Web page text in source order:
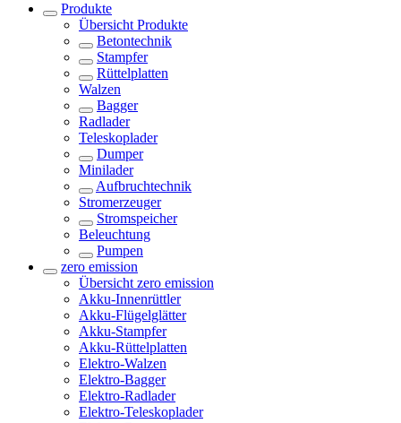
Produkte
Übersicht Produkte
Betontechnik
Stampfer
Rüttelplatten
Walzen
Bagger
Radlader
Teleskoplader
Dumper
Minilader
Aufbruchtechnik
Stromerzeuger
Stromspeicher
Beleuchtung
Pumpen
zero emission
Übersicht zero emission
Akku-Innenrüttler
Akku-Flügelglätter
Akku-Stampfer
Akku-Rüttelplatten
Elektro-Walzen
Elektro-Bagger
Elektro-Radlader
Elektro-Teleskoplader